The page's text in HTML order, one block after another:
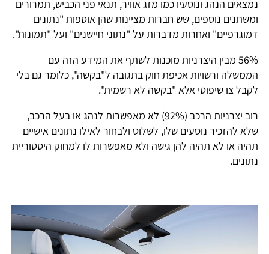
נמצאים הנהג ונוסעיו כמו מזג אוויר, תנאי פני הכביש, תמרורים
ומשתנים נוספים, שש חברות מציינות שהן אוספות "נתונים
דמוגרפיים" ואחרות מדברות על "נתוני חיישנים" ועל "תמונות".
56% מבין היצרניות מוכנות לשתף את המידע הזה עם
הממשלה ורשויות אכיפת חוק בתגובה ל"בקשה", כלומר גם בלי
לקבל צו שיפוטי אלא "בקשה לא רשמית".
רוב יצרניות הרכב (92%) לא מאפשרות לנהג או בעל הרכב,
שלא להזכיר נוסעים שלו, לשלוט ולבחור לאילו נתונים אישיים
תהיה או לא תהיה להן גישה ולא מאפשרות לו למחוק היסטוריית
נתונים.